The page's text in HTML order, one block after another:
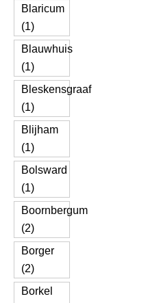
Blaricum
(1)
Blauwhuis
(1)
Bleskensgraaf
(1)
Blijham
(1)
Bolsward
(1)
Boornbergum
(2)
Borger
(2)
Borkel